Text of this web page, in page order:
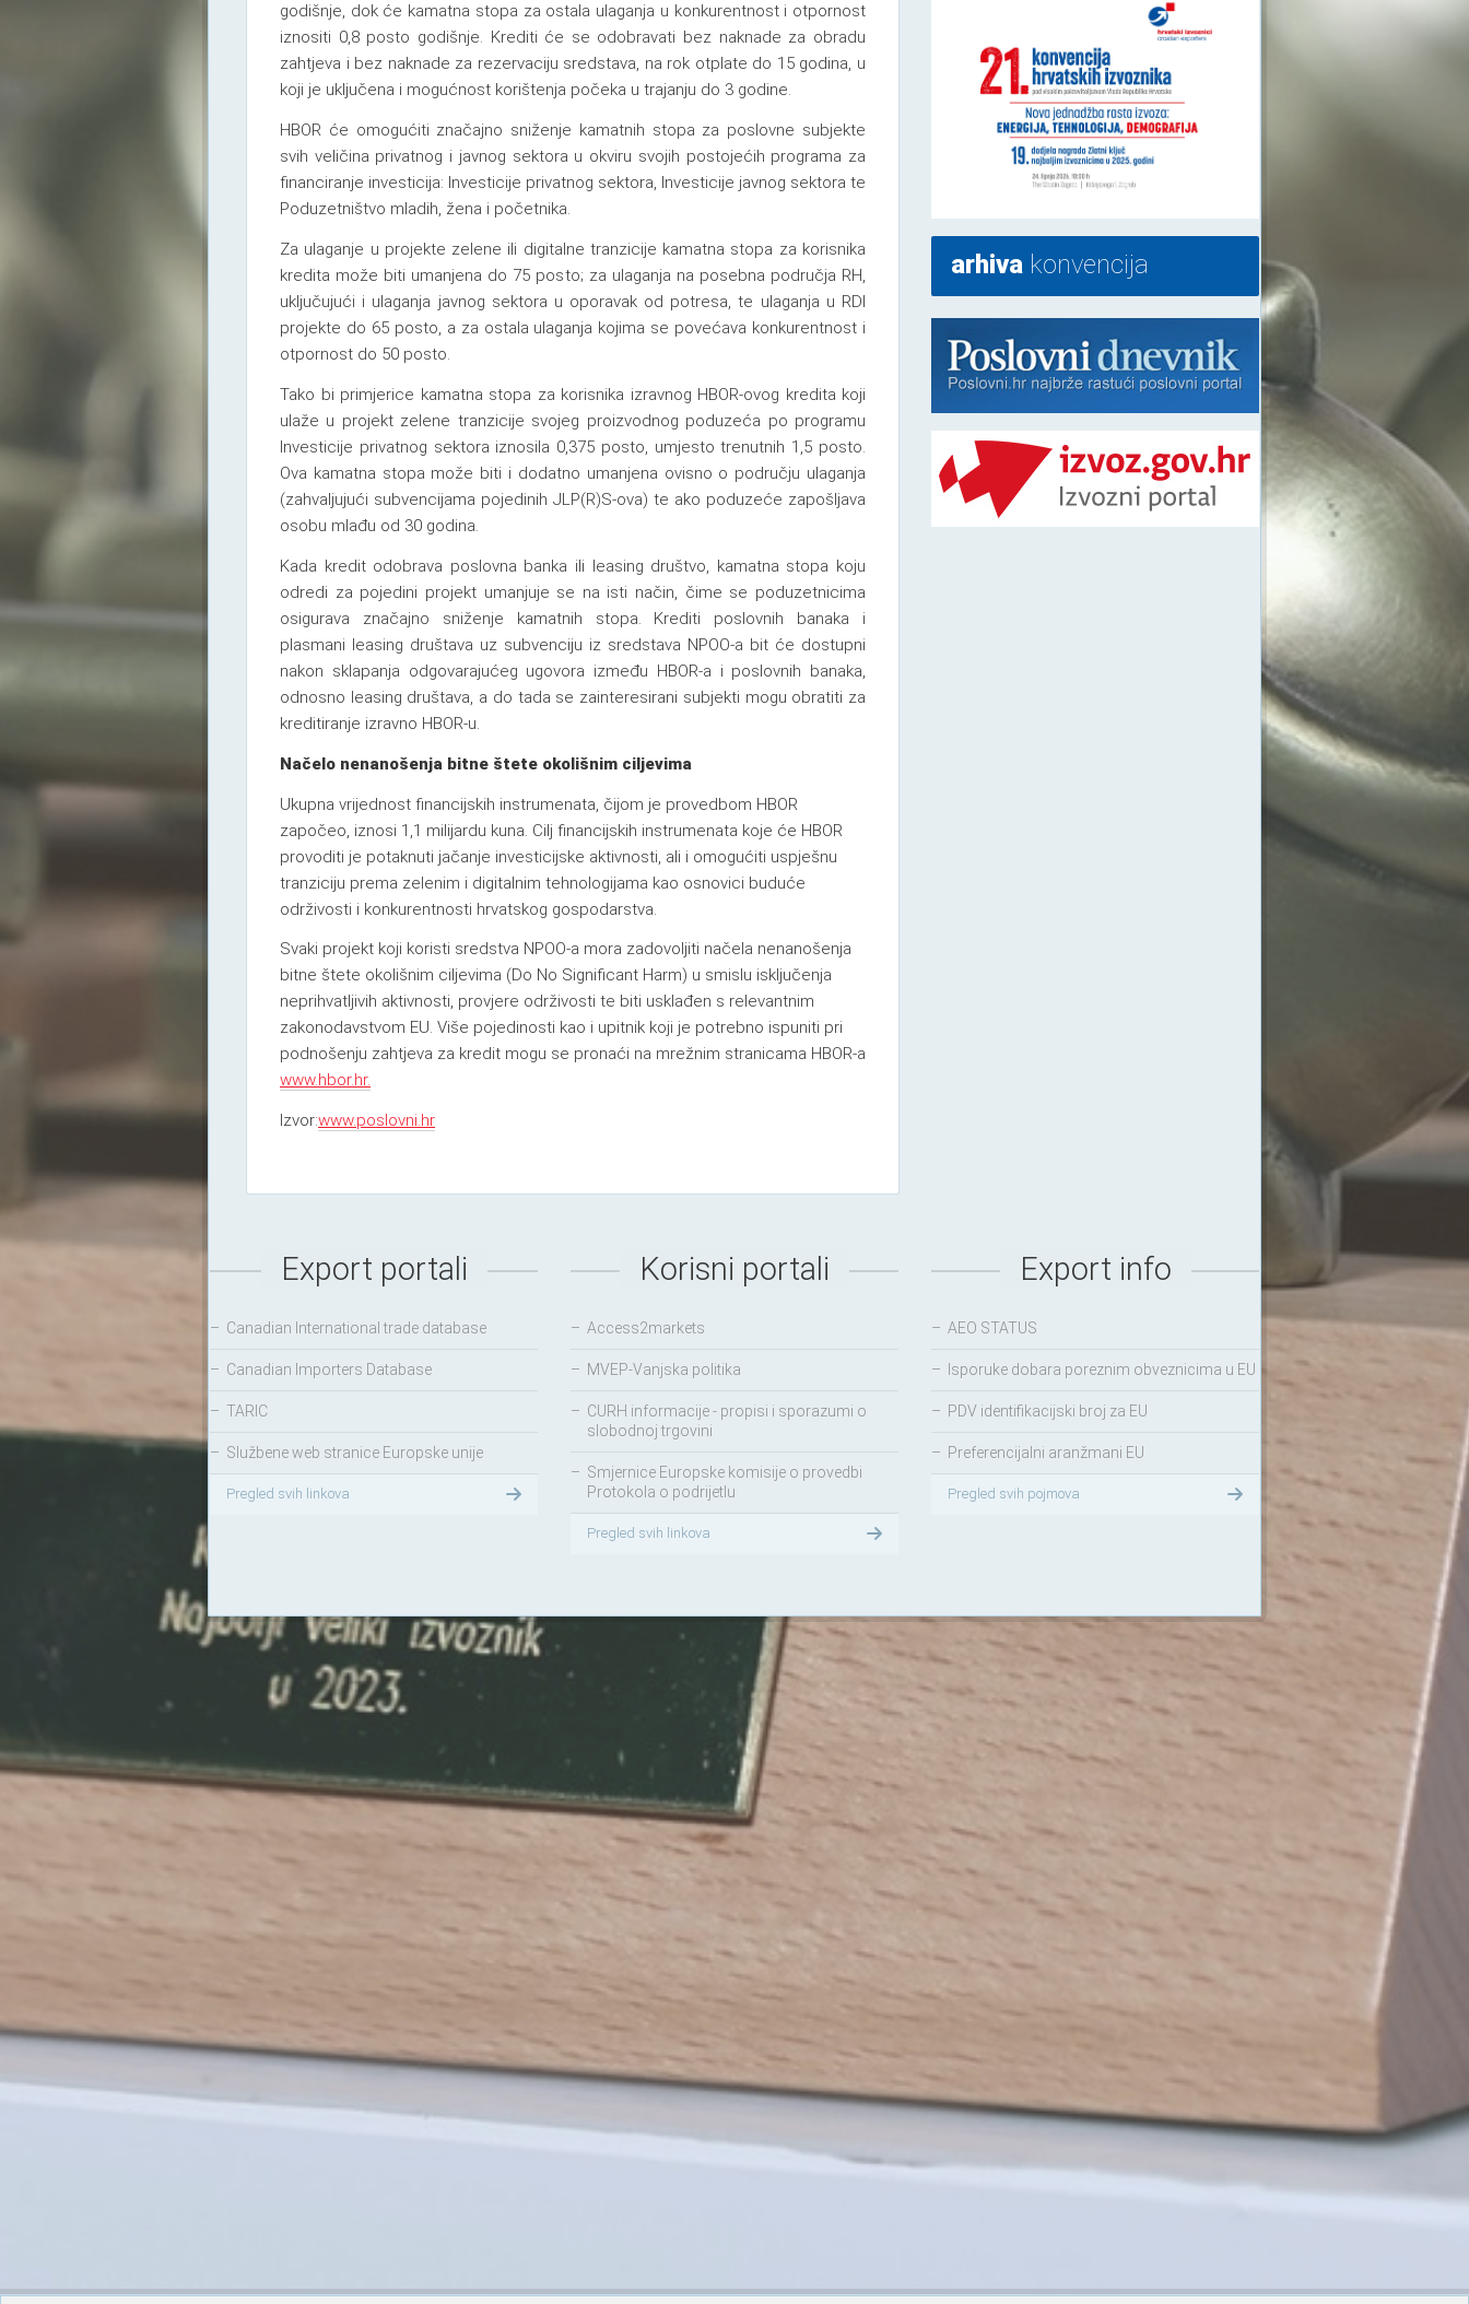
godišnje, dok će kamatna stopa za ostala ulaganja u konkurentnost i otpornost
iznositi 0,8 posto godišnje. Krediti će se odobravati bez naknade za obradu
zahtjeva i bez naknade za rezervaciju sredstava, na rok otplate do 15 godina, u
koji je uključena i mogućnost korištenja počeka u trajanju do 3 godine.
HBOR će omogućiti značajno sniženje kamatnih stopa za poslovne subjekte
svih veličina privatnog i javnog sektora u okviru svojih postojećih programa za
financiranje investicija: Investicije privatnog sektora, Investicije javnog sektora te
Poduzetništvo mladih, žena i početnika.
Za ulaganje u projekte zelene ili digitalne tranzicije kamatna stopa za korisnika
kredita može biti umanjena do 75 posto; za ulaganja na posebna područja RH,
uključujući i ulaganja javnog sektora u oporavak od potresa, te ulaganja u RDI
projekte do 65 posto, a za ostala ulaganja kojima se povećava konkurentnost i
otpornost do 50 posto.
Tako bi primjerice kamatna stopa za korisnika izravnog HBOR-ovog kredita koji
ulaže u projekt zelene tranzicije svojeg proizvodnog poduzeća po programu
Investicije privatnog sektora iznosila 0,375 posto, umjesto trenutnih 1,5 posto.
Ova kamatna stopa može biti i dodatno umanjena ovisno o području ulaganja
(zahvaljujući subvencijama pojedinih JLP(R)S-ova) te ako poduzeće zapošljava
osobu mlađu od 30 godina.
Kada kredit odobrava poslovna banka ili leasing društvo, kamatna stopa koju
odredi za pojedini projekt umanjuje se na isti način, čime se poduzetnicima
osigurava značajno sniženje kamatnih stopa. Krediti poslovnih banaka i
plasmani leasing društava uz subvenciju iz sredstava NPOO-a bit će dostupni
nakon sklapanja odgovarajućeg ugovora između HBOR-a i poslovnih banaka,
odnosno leasing društava, a do tada se zainteresirani subjekti mogu obratiti za
kreditiranje izravno HBOR-u.
Načelo nenanošenja bitne štete okolišnim ciljevima
Ukupna vrijednost financijskih instrumenata, čijom je provedbom HBOR
započeo, iznosi 1,1 milijardu kuna. Cilj financijskih instrumenata koje će HBOR
provoditi je potaknuti jačanje investicijske aktivnosti, ali i omogućiti uspješnu
tranziciju prema zelenim i digitalnim tehnologijama kao osnovici buduće
održivosti i konkurentnosti hrvatskog gospodarstva.
Svaki projekt koji koristi sredstva NPOO-a mora zadovoljiti načela nenanošenja
bitne štete okolišnim ciljevima (Do No Significant Harm) u smislu isključenja
neprihvatljivih aktivnosti, provjere održivosti te biti usklađen s relevantnim
zakonodavstvom EU. Više pojedinosti kao i upitnik koji je potrebno ispuniti pri
podnošenju zahtjeva za kredit mogu se pronaći na mrežnim stranicama HBOR-a
www.hbor.hr.
Izvor:www.poslovni.hr
arhiva konvencija
Export portali
– Canadian International trade database
– Canadian Importers Database
– TARIC
– Službene web stranice Europske unije
Pregled svih linkova
Korisni portali
– Access2markets
– MVEP-Vanjska politika
– CURH informacije - propisi i sporazumi o
slobodnoj trgovini
– Smjernice Europske komisije o provedbi
Protokola o podrijetlu
Pregled svih linkova
Export info
– AEO STATUS
– Isporuke dobara poreznim obveznicima u EU
– PDV identifikacijski broj za EU
– Preferencijalni aranžmani EU
Pregled svih pojmova